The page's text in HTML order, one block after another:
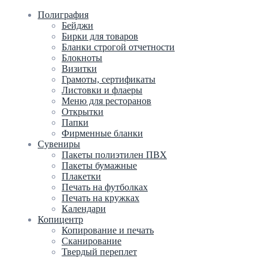
Полиграфия
Бейджи
Бирки для товаров
Бланки строгой отчетности
Блокноты
Визитки
Грамоты, сертификаты
Листовки и флаеры
Меню для ресторанов
Открытки
Папки
Фирменные бланки
Сувениры
Пакеты полиэтилен ПВХ
Пакеты бумажные
Плакетки
Печать на футболках
Печать на кружках
Календари
Копицентр
Копирование и печать
Сканирование
Твердый переплет